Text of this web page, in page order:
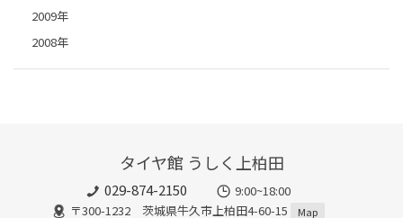
2009年
2008年
タイヤ館 うしく上柏田
029-874-2150
9:00~18:00
〒300-1232 茨城県牛久市上柏田4-60-15
Map